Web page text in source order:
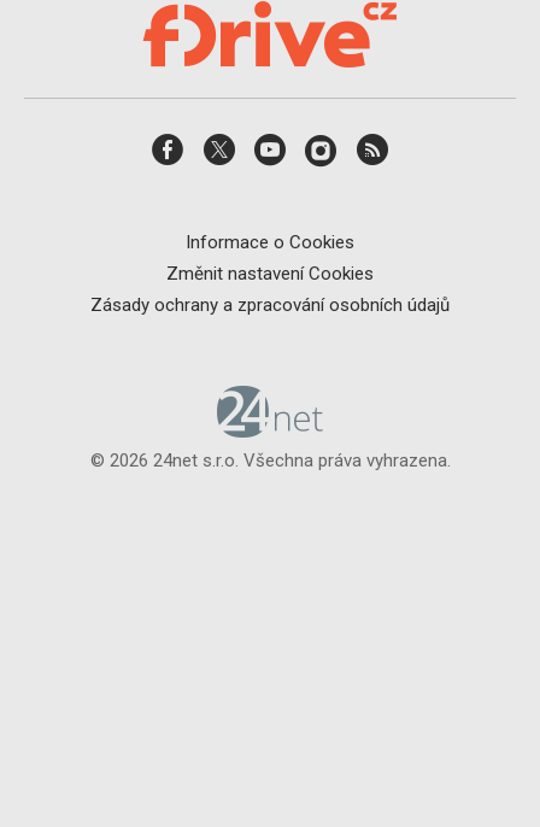
Informace o Cookies
Změnit nastavení Cookies
Zásady ochrany a zpracování osobních údajů
© 2026 24net s.r.o. Všechna práva vyhrazena.